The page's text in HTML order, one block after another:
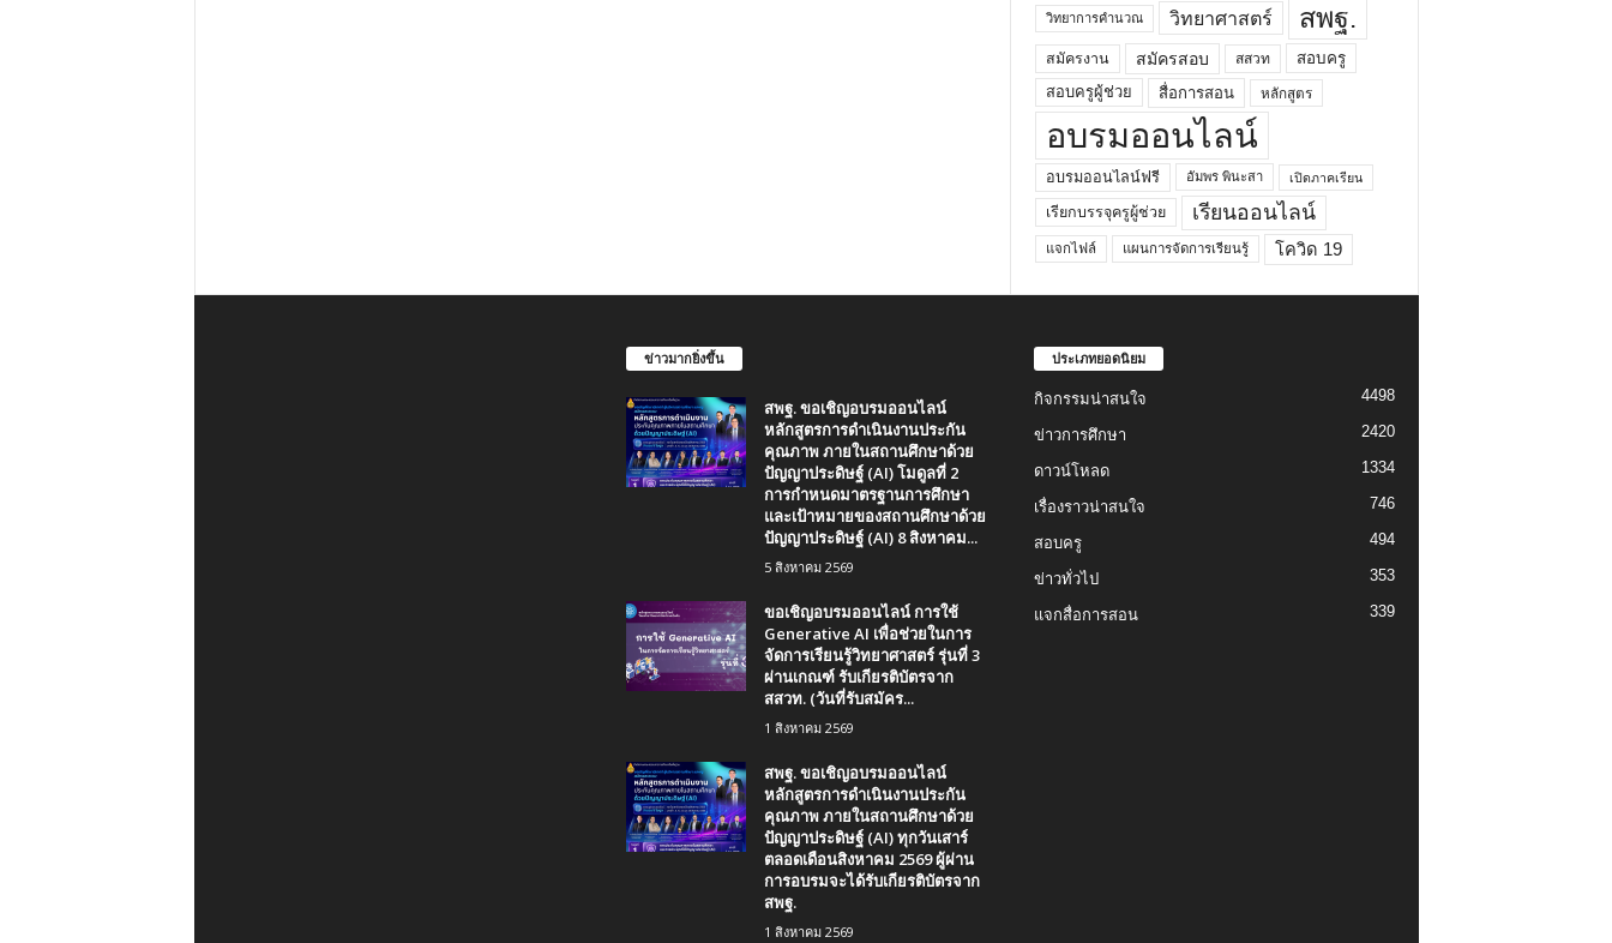
วิทยาการคำนวณ วิทยาศาสตร์ สพฐ.
สมัครงาน สมัครสอบ สสวท
สอบครู
สอบครูผู้ช่วย
สื่อการสอน หลักสูตร
อบรมออนไลน์
อบรมออนไลน์ฟรี อัมพร พินะสา เปิดภาคเรียน
เรียกบรรจุครูผู้ช่วย เรียนออนไลน์
แจกไฟล์ แผนการจัดการเรียนรู้ โควิด 19
ข่าวมากยิ่งขึ้น
สพฐ. ขอเชิญอบรมออนไลน์
หลักสูตรการดำเนินงานประกัน
คุณภาพ ภายในสถานศึกษาด้วย
ปัญญาประดิษฐ์ (AI) โมดูลที่ 2
การกำหนดมาตรฐานการศึกษา
และเป้าหมายของสถานศึกษาด้วย
ปัญญาประดิษฐ์ (AI) 8 สิงหาคม...
5 สิงหาคม 2569
ขอเชิญอบรมออนไลน์ การใช้
Generative AI เพื่อช่วยในการ
จัดการเรียนรู้วิทยาศาสตร์ รุ่นที่ 3
ผ่านเกณฑ์ รับเกียรติบัตรจาก
สสวท. (วันที่รับสมัคร...
1 สิงหาคม 2569
สพฐ. ขอเชิญอบรมออนไลน์
หลักสูตรการดำเนินงานประกัน
คุณภาพ ภายในสถานศึกษาด้วย
ปัญญาประดิษฐ์ (AI) ทุกวันเสาร์
ตลอดเดือนสิงหาคม 2569 ผู้ผ่าน
การอบรมจะได้รับเกียรติบัตรจาก
สพฐ.
1 สิงหาคม 2569
ประเภทยอดนิยม
กิจกรรมน่าสนใจ 4498
ข่าวการศึกษา 2420
ดาวน์โหลด 1334
เรื่องราวน่าสนใจ 746
สอบครู 494
ข่าวทั่วไป 353
แจกสื่อการสอน 339